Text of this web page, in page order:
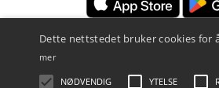
Juridiske
Dette nettstedet bruker cookies for
mer
NØDVENDIG YTELSE